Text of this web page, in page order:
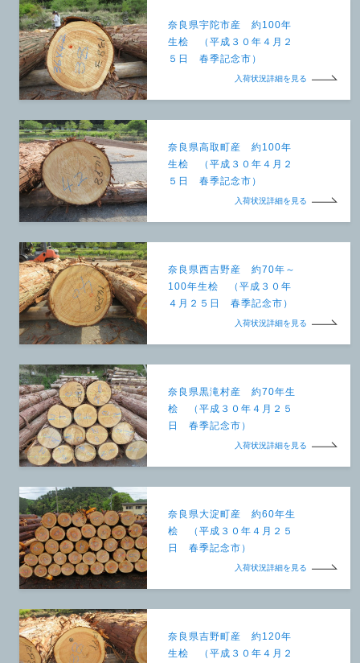
奈良県宇陀市産 約100年
生桧 （平成３０年４月２
５日 春季記念市）
入荷状況詳細を見る
奈良県高取町産 約100年
生桧 （平成３０年４月２
５日 春季記念市）
入荷状況詳細を見る
奈良県西吉野産 約70年～
100年生桧 （平成３０年
４月２５日 春季記念市）
入荷状況詳細を見る
奈良県黒滝村産 約70年生
桧 （平成３０年４月２５
日 春季記念市）
入荷状況詳細を見る
奈良県大淀町産 約60年生
桧 （平成３０年４月２５
日 春季記念市）
入荷状況詳細を見る
奈良県吉野町産 約120年
生桧 （平成３０年４月２